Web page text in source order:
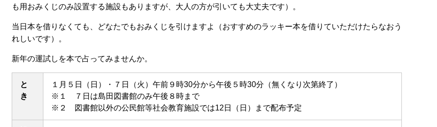
も用おみくじのみ設置する施設もありますが、大人の方が引いても大丈夫です）。
当日本を借りなくても、どなたでもおみくじを引けますよ（おすすめのラッキー本を借りていただけたらなおう
れしいです）。
新年の運試しを本で占ってみませんか。
と
き
１月５日（日）・７日（火）午前９時30分から午後５時30分（無くなり次第終了）
※１ ７日は島田図書館のみ午後８時まで
※２ 図書館以外の公民館等社会教育施設では12日（日）まで配布予定